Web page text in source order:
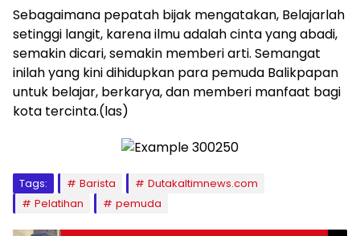
Sebagaimana pepatah bijak mengatakan, Belajarlah
setinggi langit, karena ilmu adalah cinta yang abadi,
semakin dicari, semakin memberi arti. Semangat
inilah yang kini dihidupkan para pemuda Balikpapan
untuk belajar, berkarya, dan memberi manfaat bagi
kota tercinta.(las)
Tags: Barista
Dutakaltimnews.com
Pelatihan
pemuda